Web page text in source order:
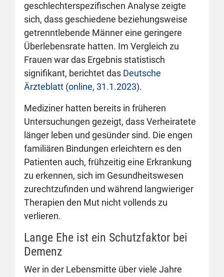
geschlechterspezifischen Analyse zeigte
sich, dass geschiedene beziehungsweise
getrenntlebende Männer eine geringere
Überlebensrate hatten. Im Vergleich zu
Frauen war das Ergebnis statistisch
signifikant, berichtet das Deutsche
Ärzteblatt (online, 31.1.2023).
Mediziner hatten bereits in früheren
Untersuchungen gezeigt, dass Verheiratete
länger leben und gesünder sind. Die engen
familiären Bindungen erleichtern es den
Patienten auch, frühzeitig eine Erkrankung
zu erkennen, sich im Gesundheitswesen
zurechtzufinden und während langwieriger
Therapien den Mut nicht vollends zu
verlieren.
Lange Ehe ist ein Schutzfaktor bei
Demenz
Wer in der Lebensmitte über viele Jahre